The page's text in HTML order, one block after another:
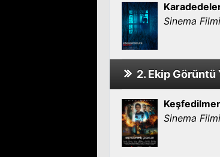
Sinema Filmi
2. Ekip
Sinema Filmi